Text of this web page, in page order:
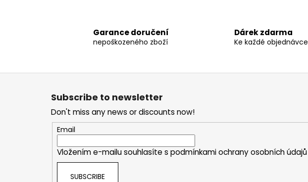
Garance doručení
nepoškozeného zboží
Dárek zdarma
Ke každé objednávce
F
Subscribe to newsletter
Don't miss any news or discounts now!
Email
Vložením e-mailu souhlasíte s podmínkami ochrany osobních údajů
SUBSCRIBE